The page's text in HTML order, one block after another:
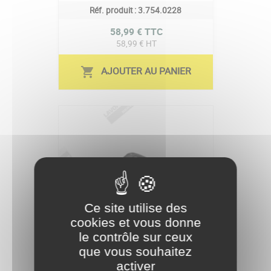
Réf. produit : 3.754.0228
Prix
58,99 € TTC
58,99 € HT
shopping_cart AJOUTER AU PANIER
Ce site utilise des
cookies et vous donne
le contrôle sur ceux
que vous souhaitez
activer